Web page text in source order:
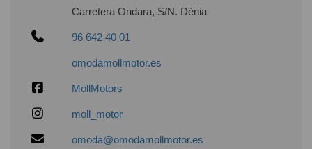
Carretera Ondara, S/N. Dénia
96 642 40 01
omodamollmotor.es
MollMotors
moll_motor
omoda@omodamollmotor.es